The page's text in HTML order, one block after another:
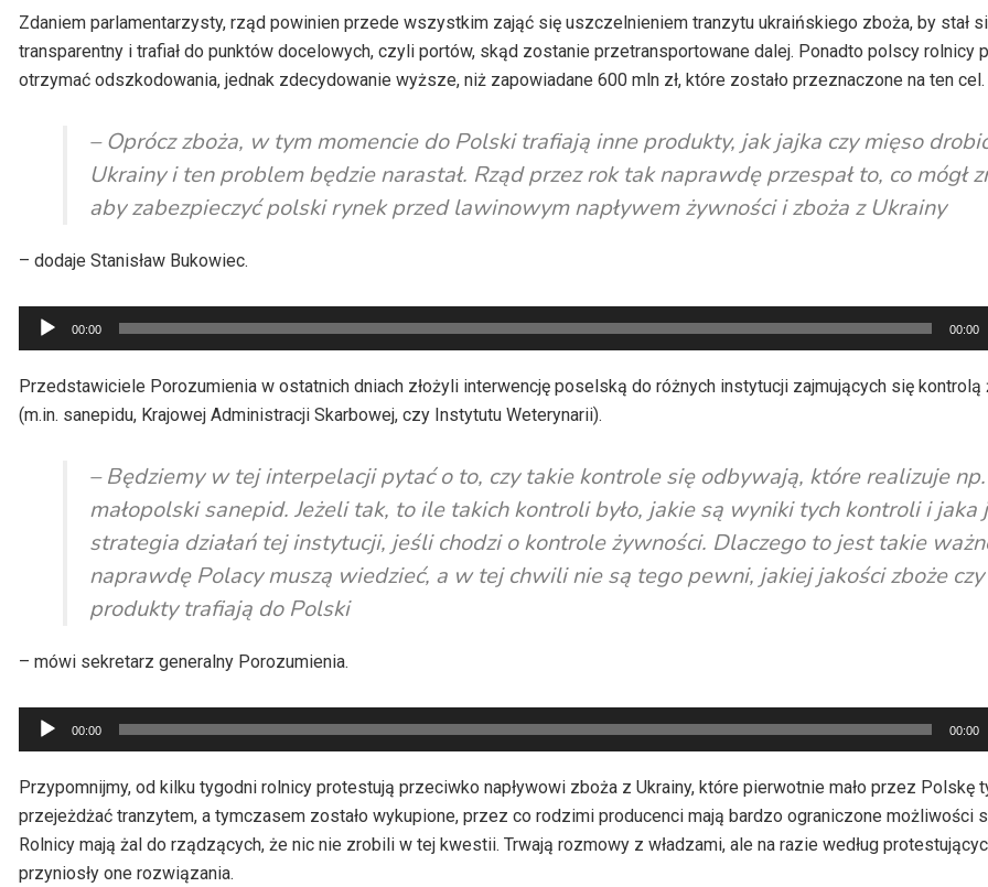
dźwiękowych
Zdaniem parlamentarzysty, rząd powinien przede wszystkim zająć się uszczelnieniem tranzytu ukraińskiego zboża, by stał
transparentny i trafiał do punktów docelowych, czyli portów, skąd zostanie przetransportowane dalej. Ponadto polscy rolnicy
otrzymać odszkodowania, jednak zdecydowanie wyższe, niż zapowiadane 600 mln zł, które zostało przeznaczone na ten cel.
– Oprócz zboża, w tym momencie do Polski trafiają inne produkty, jak jajka czy mięso
Ukrainy i ten problem będzie narastał. Rząd przez rok tak naprawdę przespał to, co mógł
aby zabezpieczyć polski rynek przed lawinowym napływem żywności i zboża z Ukrainy
– dodaje Stanisław Bukowiec.
Odtwarzacz
plików
dźwiękowych
00:00 00:00
Przedstawiciele Porozumienia w ostatnich dniach złożyli interwencję poselską do różnych instytucji zajmujących się kontrolą
(m.in. sanepidu, Krajowej Administracji Skarbowej, czy Instytutu Weterynarii).
– Będziemy w tej interpelacji pytać o to, czy takie kontrole się odbywają, które realizuje np.
małopolski sanepid. Jeżeli tak, to ile takich kontroli było, jakie są wyniki tych kontroli i jaka
strategia działań tej instytucji, jeśli chodzi o kontrole żywności. Dlaczego to jest takie
naprawdę Polacy muszą wiedzieć, a w tej chwili nie są tego pewni, jakiej jakości zboże
produkty trafiają do Polski
– mówi sekretarz generalny Porozumienia.
Odtwarzacz
plików
dźwiękowych
00:00 00:00
Przypomnijmy, od kilku tygodni rolnicy protestują przeciwko napływowi zboża z Ukrainy, które pierwotnie mało przez Polskę
przejeżdżać tranzytem, a tymczasem zostało wykupione, przez co rodzimi producenci mają bardzo ograniczone możliwości
Rolnicy mają żal do rządzących, że nic nie zrobili w tej kwestii. Trwają rozmowy z władzami, ale na razie według
przyniosły one rozwiązania.